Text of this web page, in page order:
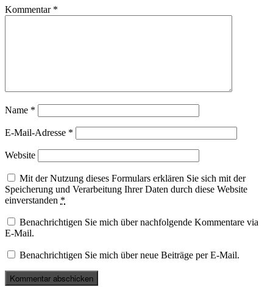
Kommentar *
Name *
E-Mail-Adresse *
Website
Mit der Nutzung dieses Formulars erklären Sie sich mit der
Speicherung und Verarbeitung Ihrer Daten durch diese Website
einverstanden *
Benachrichtigen Sie mich über nachfolgende Kommentare via
E-Mail.
Benachrichtigen Sie mich über neue Beiträge per E-Mail.